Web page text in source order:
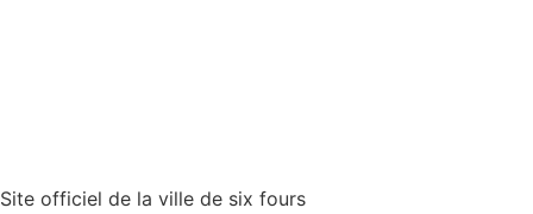
Site officiel de la ville de six fours